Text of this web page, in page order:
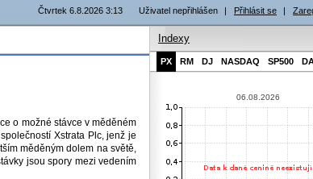
Uživatel nepřihlášen | Přihlásit se |
Čtvrtek 6.8.2026 3:13
o možné stávce v měděném
Xstrata Plc, jenž je
měděným dolem na světě,
jsou spory mezi vedením
Indexy
PX RM DJ NASDAQ SP500
06.08.2026